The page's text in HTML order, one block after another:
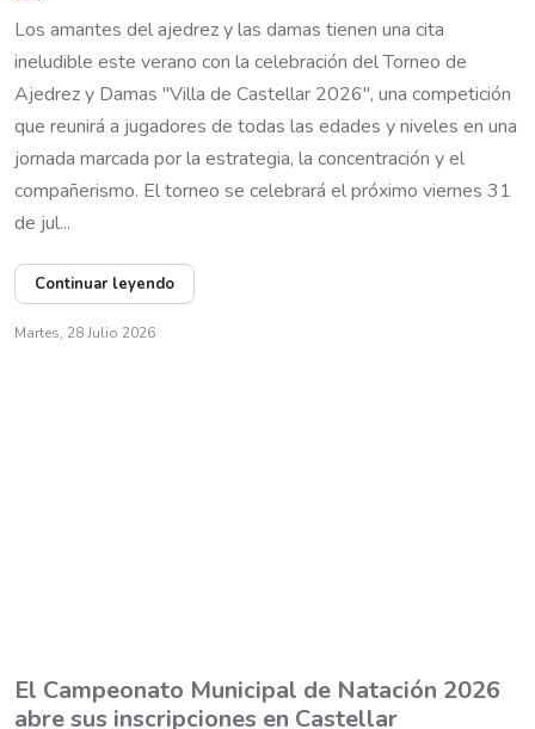
Los amantes del ajedrez y las damas tienen una cita
ineludible este verano con la celebración del Torneo de
Ajedrez y Damas "Villa de Castellar 2026", una competición
que reunirá a jugadores de todas las edades y niveles en una
jornada marcada por la estrategia, la concentración y el
compañerismo. El torneo se celebrará el próximo viernes 31
de jul...
Continuar leyendo
Martes, 28 Julio 2026
El Campeonato Municipal de Natación 2026
abre sus inscripciones en Castellar